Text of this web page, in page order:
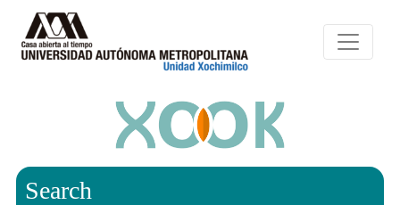
Search